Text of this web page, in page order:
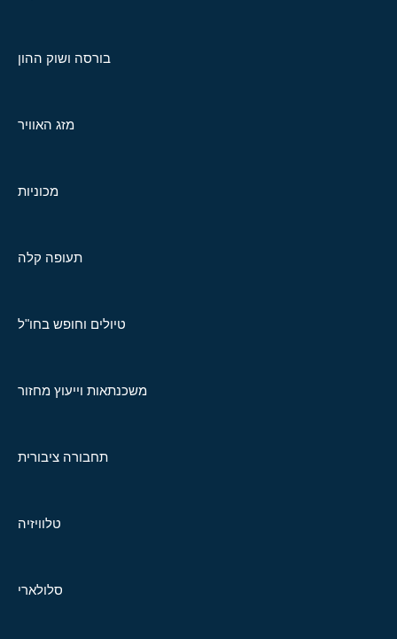
בורסה ושוק ההון
מזג האוויר
מכוניות
תעופה קלה
טיולים וחופש בחו"ל
משכנתאות וייעוץ מחזור
תחבורה ציבורית
טלוויזיה
סלולארי